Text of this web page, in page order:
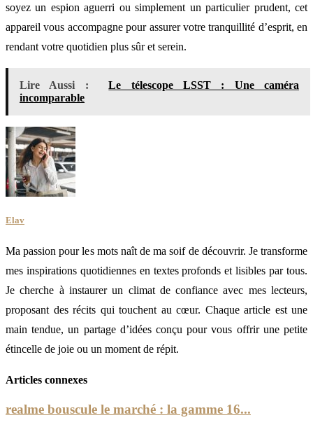
soyez un espion aguerri ou simplement un particulier prudent, cet
appareil vous accompagne pour assurer votre tranquillité d’esprit, en
rendant votre quotidien plus sûr et serein.
Lire Aussi :
Le télescope LSST : Une caméra
incomparable
Elav
Ma passion pour les mots naît de ma soif de découvrir. Je transforme
mes inspirations quotidiennes en textes profonds et lisibles par tous.
Je cherche à instaurer un climat de confiance avec mes lecteurs,
proposant des récits qui touchent au cœur. Chaque article est une
main tendue, un partage d’idées conçu pour vous offrir une petite
étincelle de joie ou un moment de répit.
Articles connexes
realme bouscule le marché : la gamme 16...